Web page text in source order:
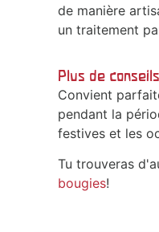
de manière
un traitement
Plus de conseils
Convient
pendant la
festives et les
Tu trouveras
bougies!